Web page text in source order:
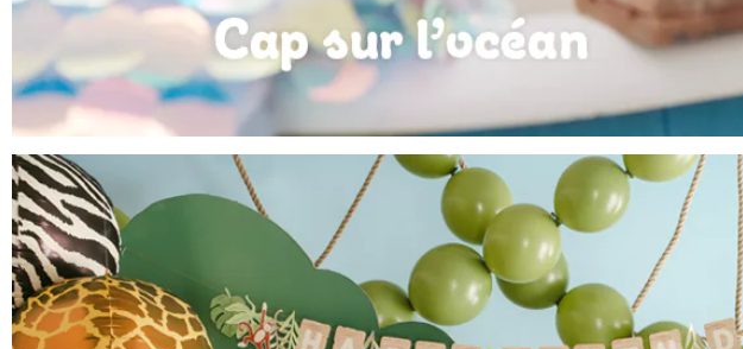
Anniversaire Mer et Océan